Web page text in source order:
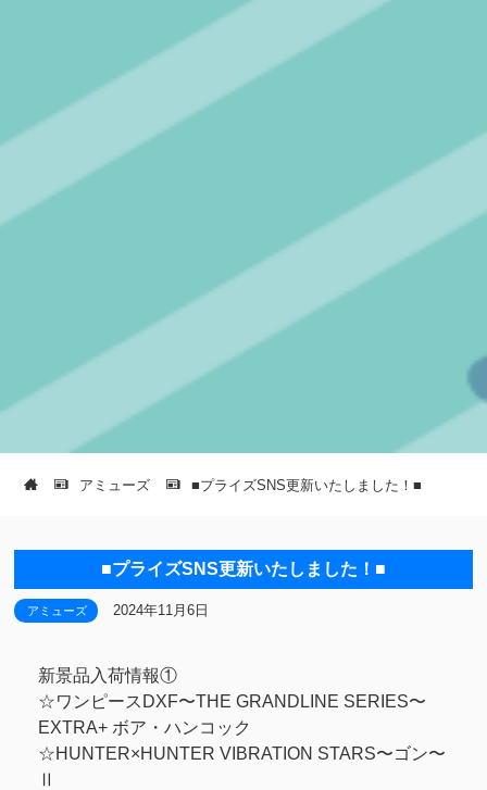
アミューズ ■プライズSNS更新いたしました！■
■プライズSNS更新いたしました！■
アミューズ 2024年11月6日
新景品入荷情報①
☆ワンピースDXF〜THE GRANDLINE SERIES〜
EXTRA+ ボア・ハンコック
☆HUNTER×HUNTER VIBRATION STARS〜ゴン〜
Ⅱ